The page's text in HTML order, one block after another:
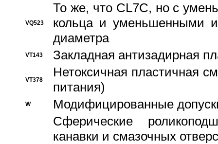
VQ523
То же, что CL7C, но с
кольца и уменьшенными
диаметра
VT143 Закладная антизадирная
VT378
Нетоксичная пластичная
питания)
W
Модифицированные
Сферические
канавки и смазочных